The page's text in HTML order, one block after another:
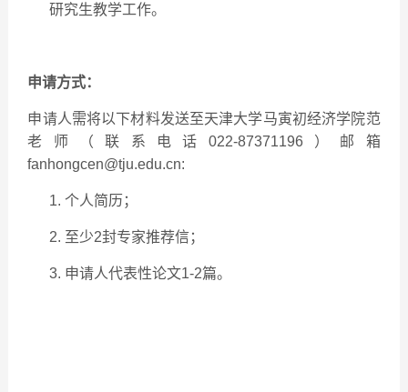
研究生教学工作。
申请方式：
申请人需将以下材料发送至天津大学马寅初经济学院范
老师（联系电话022-87371196）邮箱
fanhongcen@tju.edu.cn:
1. 个人简历；
2. 至少2封专家推荐信；
3. 申请人代表性论文1-2篇。